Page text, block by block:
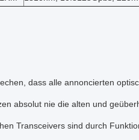
dass alle annoncierten
absolut nie die alten und
Transceivers sind durch